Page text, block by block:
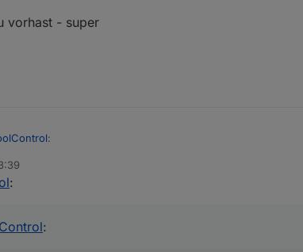
(aber geplant ist)
°C heizen“)
vorhast - super
:
Er setzt alle Wert auf =. Der Button ist im Bereich Control
:
: